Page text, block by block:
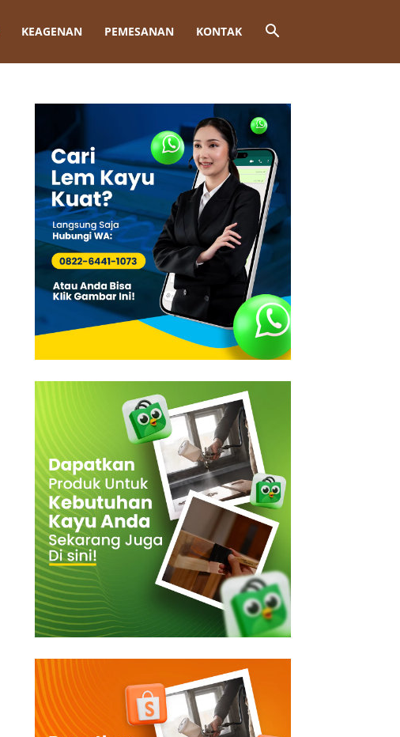
KEAGENAN PEMESANAN KONTAK